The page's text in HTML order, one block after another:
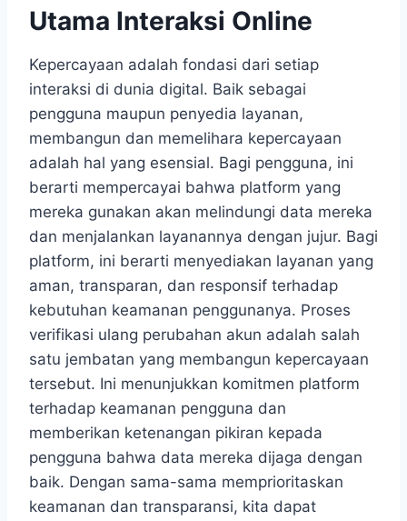
Utama Interaksi Online
Kepercayaan adalah fondasi dari setiap
interaksi di dunia digital. Baik sebagai
pengguna maupun penyedia layanan,
membangun dan memelihara kepercayaan
adalah hal yang esensial. Bagi pengguna, ini
berarti mempercayai bahwa platform yang
mereka gunakan akan melindungi data mereka
dan menjalankan layanannya dengan jujur. Bagi
platform, ini berarti menyediakan layanan yang
aman, transparan, dan responsif terhadap
kebutuhan keamanan penggunanya. Proses
verifikasi ulang perubahan akun adalah salah
satu jembatan yang membangun kepercayaan
tersebut. Ini menunjukkan komitmen platform
terhadap keamanan pengguna dan
memberikan ketenangan pikiran kepada
pengguna bahwa data mereka dijaga dengan
baik. Dengan sama-sama memprioritaskan
keamanan dan transparansi, kita dapat